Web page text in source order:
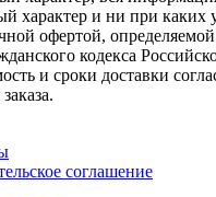
характер и ни при каких
офертой,
кодекса
и сроки доставки
соглашение